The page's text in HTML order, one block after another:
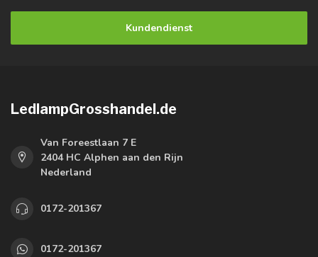
Kundendienst
LedlampGrosshandel.de
Van Foreestlaan 7 E
2404 HC Alphen aan den Rijn
Nederland
0172-201367
0172-201367